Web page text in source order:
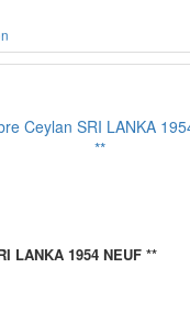
LANKA 1954 NEUF **